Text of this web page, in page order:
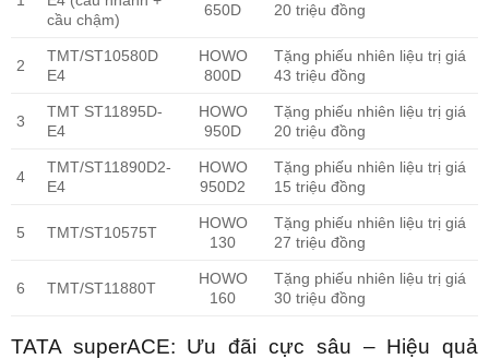
cầu chậm)
650D
20 triệu đồng
2
TMT/ST10580D
E4
HOWO
800D
Tặng phiếu nhiên liệu trị giá
43 triệu đồng
3
TMT ST11895D-
E4
HOWO
950D
Tặng phiếu nhiên liệu trị giá
20 triệu đồng
4
TMT/ST11890D2-
E4
HOWO
950D2
Tặng phiếu nhiên liệu trị giá
15 triệu đồng
5 TMT/ST10575T
HOWO
130
Tặng phiếu nhiên liệu trị giá
27 triệu đồng
6 TMT/ST11880T
HOWO
160
Tặng phiếu nhiên liệu trị giá
30 triệu đồng
TATA superACE: Ưu đãi cực sâu – Hiệu quả